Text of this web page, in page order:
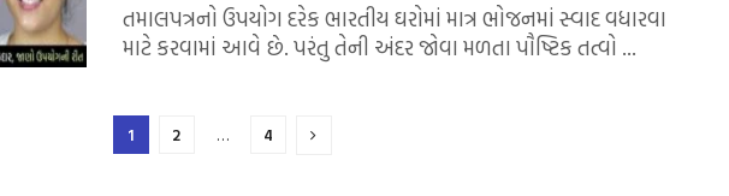
તમાલપત્રનો ઉપયોગ દરેક ભારતીય ઘરોમાં માત્ર ભોજનમાં સ્વાદ વધારવા
માટે કરવામાં આવે છે. પરંતુ તેની અંદર જોવા મળતા પૌષ્ટિક તત્વો ...
1 2 … 4